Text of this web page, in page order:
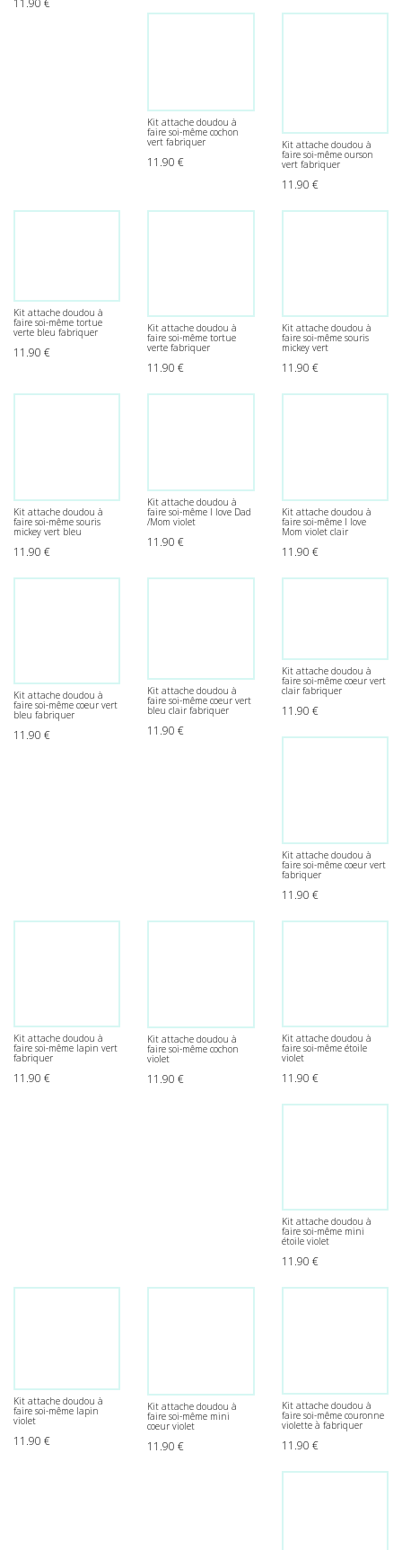
Kit attache doudou à
faire soi-même cochon
vert fabriquer
11.90€
Kit attache doudou à
faire soi-même ourson
vert fabriquer
11.90 €
Kit attache doudou à
faire soi-même tortue
verte bleu fabriquer
11.90 €
Kit attache doudou à
faire soi-même tortue
verte fabriquer
11.90€
Kit attache doudou à
faire soi-même souris
mickey vert
11.90 €
Kit attache doudou à
faire soi-même souris
mickey vert bleu
11.90 €
Kit attache doudou à
faire soi-même I love Dad
/Mom violet
11.90€
Kit attache doudou à
faire soi-même I love
Mom violet clair
11.90 €
Kit attache doudou à
faire soi-même coeur vert
bleu fabriquer
11.90 €
Kit attache doudou à
faire soi-même coeur vert
bleu clair fabriquer
11.90€
Kit attache doudou à
faire soi-même coeur vert
clair fabriquer
11.90 €
Kit attache doudou à
faire soi-même coeur vert
fabriquer
11.90 €
Kit attache doudou à
faire soi-même lapin vert
fabriquer
11.90 €
Kit attache doudou à
faire soi-même cochon
violet
11.90€
Kit attache doudou à
faire soi-même étoile
violet
11.90 €
Kit attache doudou à
faire soi-même mini
étoile violet
11.90 €
Kit attache doudou à
faire soi-même lapin
violet
11.90 €
Kit attache doudou à
faire soi-même mini
coeur violet
11.90€
Kit attache doudou à
faire soi-même couronne
violette à fabriquer
11.90 €